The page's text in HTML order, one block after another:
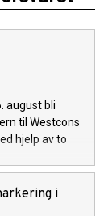
august bli
til Westcons
hjelp av to
i